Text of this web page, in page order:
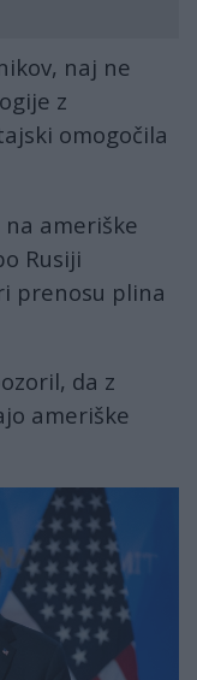
naj ne
z
omogočila
ameriške
Rusiji
prenosu plina
da z
ameriške